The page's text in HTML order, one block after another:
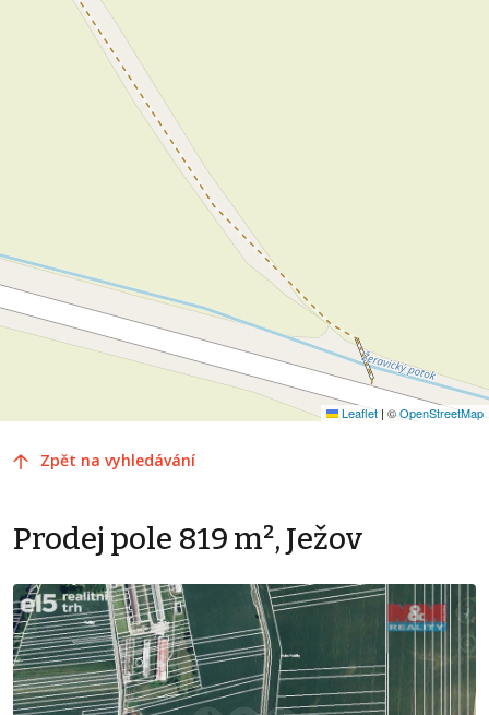
Leaflet | ©OpenStreetMap
Zpět na vyhledávání
Prodej pole 819 m², Ježov